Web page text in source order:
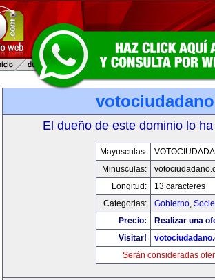
El dueño de este dominio lo
Mayusculas:
Minusculas:
Longitud:
13 caracteres
Categorias:
Gobierno,
Precio:
Realizar una
Visitar!
Serán consideradas